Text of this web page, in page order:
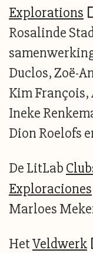
Explorations
Rosalinde
Duclos, Zoë-
Kim
Ineke
Dion Roelofs
De LitLab
Exploraciones
Marloes
HetVeldwerk